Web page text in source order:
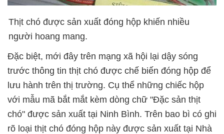
Thịt chó được sản xuất đóng hộp khiến nhiều
người hoang mang.
Đặc biệt, mới đây trên mạng xã hội lại dậy sóng
trước thông tin thịt chó được chế biến đóng hộp để
lưu hành trên thị trường. Cụ thể những chiếc hộp
với mẫu mã bắt mắt kèm dòng chữ "Đặc sản thịt
chó" được sản xuất tại Ninh Bình. Trên bao bì có ghi
rõ loại thịt chó đóng hộp này được sản xuất tại Nhà